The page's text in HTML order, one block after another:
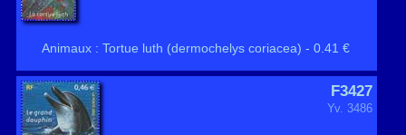
Animaux : Tortue luth (dermochelys coriacea) - 0.41 €
F3427
Yv. 3486